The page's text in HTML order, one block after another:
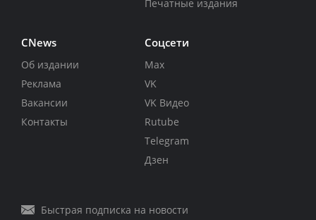
Печатные издания
CNews
Об издании
Реклама
Вакансии
Контакты
Соцсети
Max
VK
VK Видео
Rutube
Telegram
Дзен
Быстрая подписка на новости